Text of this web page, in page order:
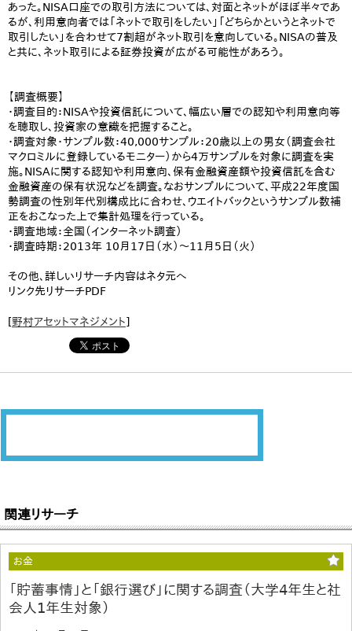
あった。NISA口座での取引方法については、対面とネットがほぼ半々であ
るが、利用意向者では「ネットで取引をしたい」「どちらかというとネットで
取引したい」を合わせて7割超がネット取引を意向している。NISAの普及
と共に、ネット取引による証券投資が広がる可能性があろう。
【調査概要】
・調査目的：NISAや投資信託について、幅広い層での認知や利用意向等
を聴取し、投資家の意識を把握すること。
・調査対象・サンプル数：40,000サンプル：20歳以上の男女（調査会社
マクロミルに登録しているモニター）から4万サンプルを対象に調査を実
施。NISAに関する認知や利用意向、保有金融資産額や投資信託を含む
金融資産の保有状況などを調査。なおサンプルについて、平成22年度国
勢調査の性別年代別構成比に合わせ、ウエイトバックというサンプル数補
正をおこなった上で集計処理を行っている。
・調査地域：全国（インターネット調査）
・調査時期：2013年 10月17日（水）～11月5日（火）
その他、詳しいリサーチ内容はネタ元へ
リンク先リサーチPDF
[野村アセットマネジメント]
関連リサーチ
お金
「貯蓄事情」と「銀行選び」に関する調査（大学4年生と社
会人1年生対象）